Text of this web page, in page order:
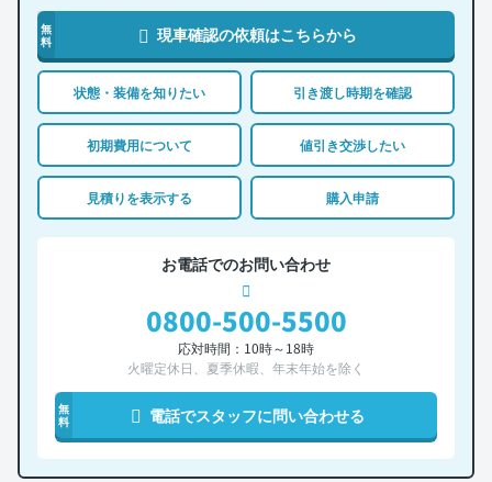
無
料
現車確認の依頼はこちらから
状態・装備を知りたい 引き渡し時期を確認
初期費用について 値引き交渉したい
見積りを表示する 購入申請
お電話でのお問い合わせ
0800-500-5500
応対時間：10時～18時
火曜定休日、夏季休暇、年末年始を除く
無
料
電話でスタッフに問い合わせる